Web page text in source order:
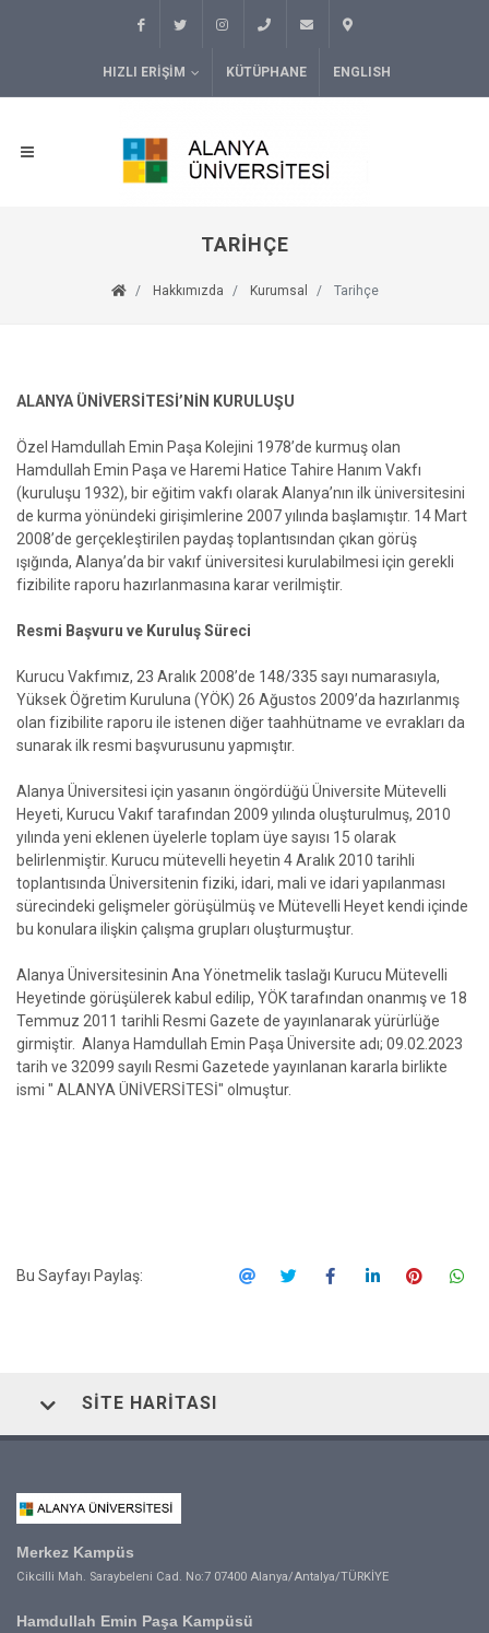
HIZLI ERIŞIM KÜTÜPHANE ENGLISH
TARIHÇE
Hakkımızda Kurumsal Tarihçe
ALANYA ÜNİVERSİTESİ’NİN KURULUŞU
Özel Hamdullah Emin Paşa Kolejini 1978’de kurmuş olan
Hamdullah Emin Paşa ve Haremi Hatice Tahire Hanım Vakfı
(kuruluşu 1932), bir eğitim vakfı olarak Alanya’nın ilk üniversitesini
de kurma yönündeki girişimlerine 2007 yılında başlamıştır. 14 Mart
2008’de gerçekleştirilen paydaş toplantısından çıkan görüş
ışığında, Alanya’da bir vakıf üniversitesi kurulabilmesi için gerekli
fizibilite raporu hazırlanmasına karar verilmiştir.
Resmi Başvuru ve Kuruluş Süreci
Kurucu Vakfımız, 23 Aralık 2008’de 148/335 sayı numarasıyla,
Yüksek Öğretim Kuruluna (YÖK) 26 Ağustos 2009’da hazırlanmış
olan fizibilite raporu ile istenen diğer taahhütname ve evrakları da
sunarak ilk resmi başvurusunu yapmıştır.
Alanya Üniversitesi için yasanın öngördüğü Üniversite Mütevelli
Heyeti, Kurucu Vakıf tarafından 2009 yılında oluşturulmuş, 2010
yılında yeni eklenen üyelerle toplam üye sayısı 15 olarak
belirlenmiştir. Kurucu mütevelli heyetin 4 Aralık 2010 tarihli
toplantısında Üniversitenin fiziki, idari, mali ve idari yapılanması
sürecindeki gelişmeler görüşülmüş ve Mütevelli Heyet kendi içinde
bu konulara ilişkin çalışma grupları oluşturmuştur.
Alanya Üniversitesinin Ana Yönetmelik taslağı Kurucu Mütevelli
Heyetinde görüşülerek kabul edilip, YÖK tarafından onanmış ve 18
Temmuz 2011 tarihli Resmi Gazete de yayınlanarak yürürlüğe
girmiştir. Alanya Hamdullah Emin Paşa Üniversite adı; 09.02.2023
tarih ve 32099 sayılı Resmi Gazetede yayınlanan kararla birlikte
ismi " ALANYA ÜNİVERSİTESİ" olmuştur.
Bu Sayfayı Paylaş:
SITE HARITASI
Merkez Kampüs
Cikcilli Mah. Saraybeleni Cad. No:7 07400 Alanya/Antalya/TÜRKİYE
Hamdullah Emin Paşa Kampüsü